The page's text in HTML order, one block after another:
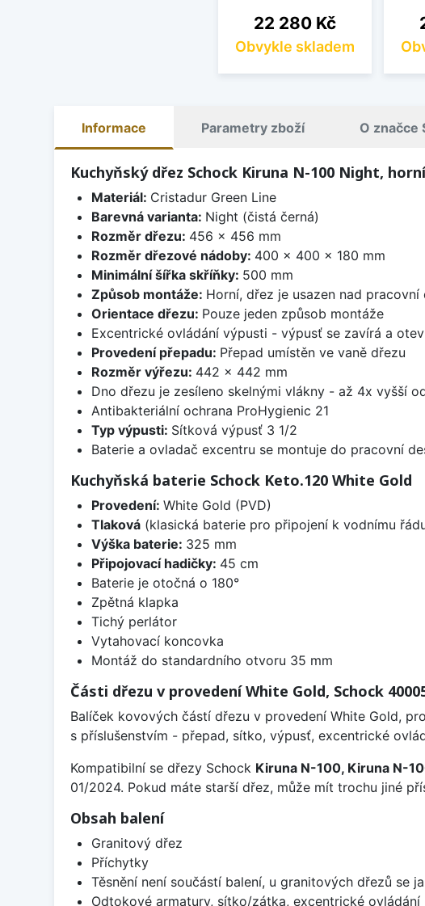
Cena
22 280 Kč
Obvykle skladem
Informace Parametry zboží O značce
Kuchyňský dřez Schock Kiruna N-100 Night,
Materiál: Cristadur Green Line
Barevná varianta: Night (čistá černá)
Rozměr dřezu: 456 x 456 mm
Rozměr dřezové nádoby: 400 x 400 x 180 mm
Minimální šířka skříňky: 500 mm
Způsob montáže: Horní, dřez je usazen nad pracovní
Orientace dřezu: Pouze jeden způsob montáže
Excentrické ovládání výpusti - výpusť se zavírá a
Provedení přepadu: Přepad umístěn ve vaně dřezu
Rozměr výřezu: 442 x 442 mm
Dno dřezu je zesíleno skelnými vlákny - až 4x vyšší
Antibakteriální ochrana ProHygienic 21
Typ výpusti: Sítková výpusť 3 1/2
Baterie a ovladač excentru se montuje do pracovní
Kuchyňská baterie Schock Keto.120 White Gold
Provedení: White Gold (PVD)
Tlaková(klasická baterie pro připojení k vodnímu
Výška baterie: 325 mm
Připojovací hadičky: 45 cm
Baterie je otočná o 180°
Zpětná klapka
Tichý perlátor
Vytahovací koncovka
Montáž do standardního otvoru 35 mm
Části dřezu v provedení White Gold, Schock
Balíček kovových částí dřezu v provedení White Gold,
s příslušenstvím - přepad, sítko, výpusť, excentrické
Kompatibilní se dřezy Schock Kiruna N-100, Kiruna N-
01/2024. Pokud máte starší dřez, může mít trochu jiné
Obsah balení
Granitový dřez
Příchytky
Těsnění není součástí balení, u granitových dřezů se
Odtokové armatury, sítko/zátka, excentrické ovládání